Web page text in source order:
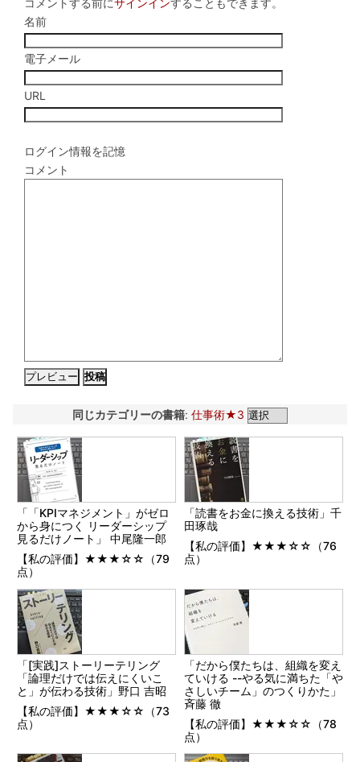
名前
電子メール
URL
ログイン情報を記憶
コメント
同じカテゴリーの書籍: 仕事術★3
「「KPIマネジメント」がゼロ
から身につく リーダーシップ
見るだけノート」 中尾隆一郎
【私の評価】★★★☆☆（79
点）
「読書をお金に換える技術」千
田琢哉
【私の評価】★★★☆☆（76
点）
「[実践]ストーリーテリング
「論理だけでは伝えにくいこ
と」が伝わる技術」野口 吉昭
【私の評価】★★★☆☆（73
点）
「だから僕たちは、組織を変え
ていける --やる気に満ちた「や
さしいチーム」のつくりかた」
斉藤 徹
【私の評価】★★★☆☆（78
点）